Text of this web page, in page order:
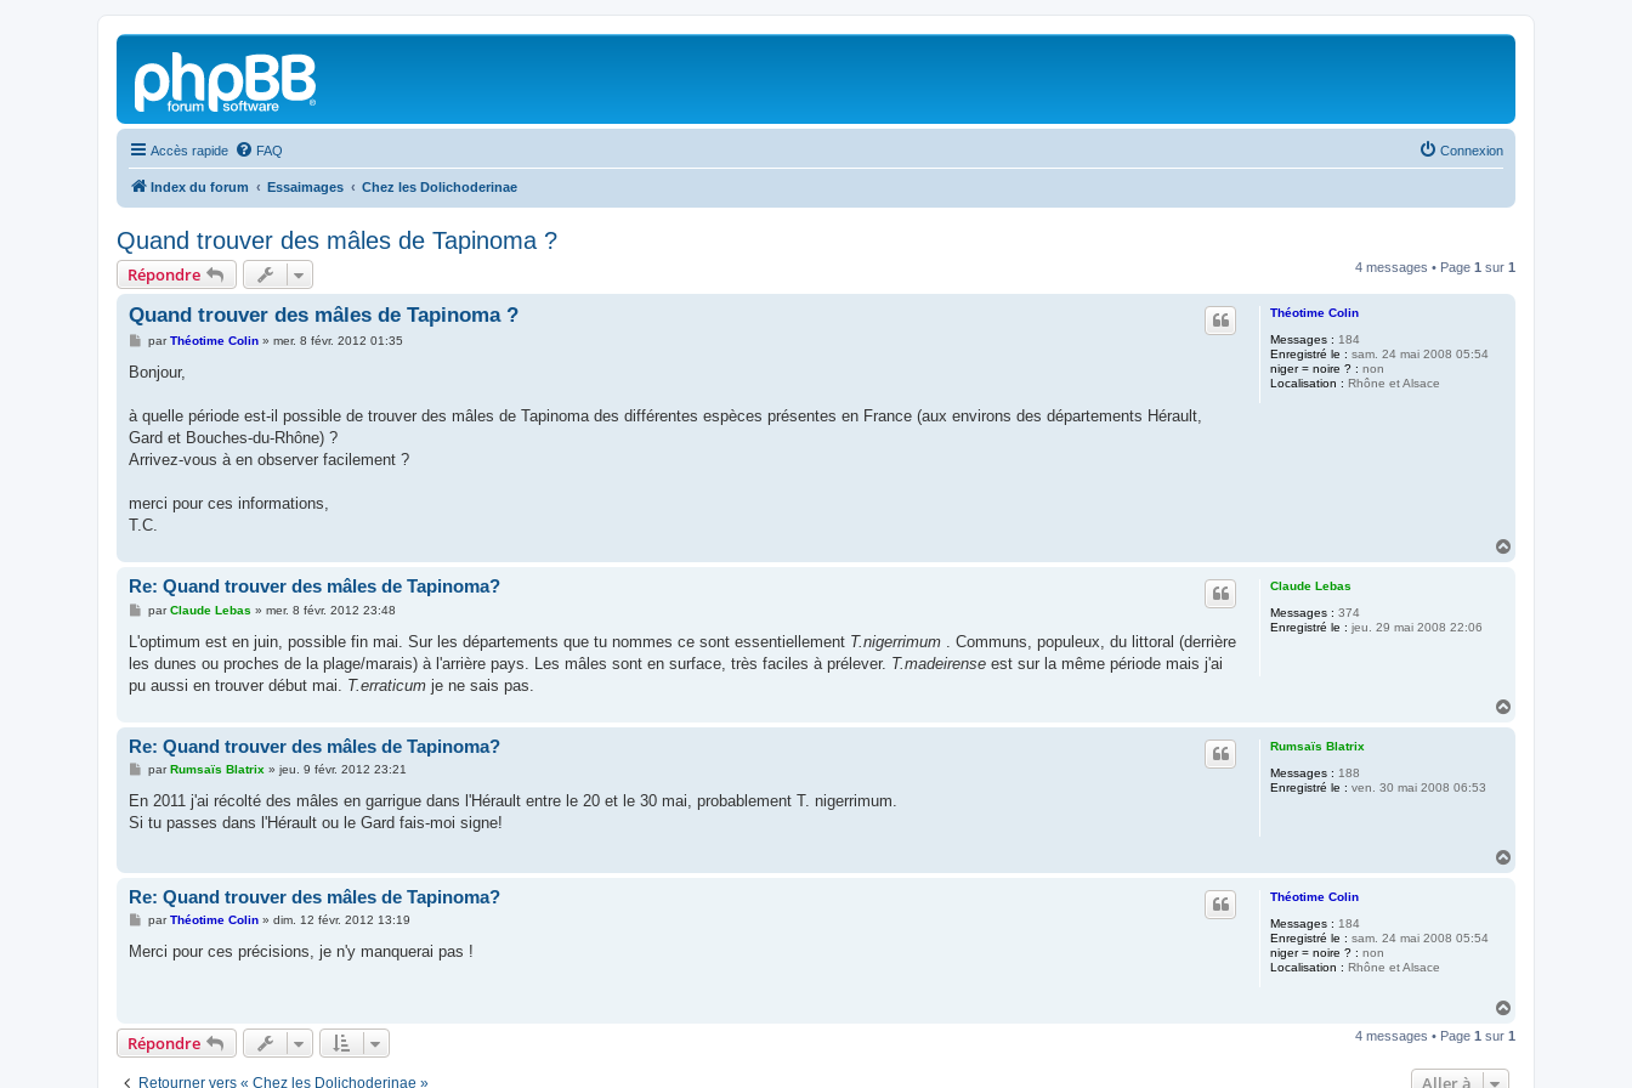
Accès rapide FAQ Connexion
Index du forum Essaimages Chez les Dolichoderinae
Quand trouver des mâles de Tapinoma ?
Répondre 4 messages • Page 1 sur 1
Théotime Colin
Messages : 184
Enregistré le : sam. 24 mai 2008 05:54
niger = noire ? : non
Localisation : Rhône et Alsace
Quand trouver des mâles de Tapinoma ?
M
s
g
e
parThéotime Colin» mer. 8 févr. 2012 01:35
Bonjour,
à quelle période est-il possible de trouver des mâles de Tapinoma des différentes espèces présentes en France (aux environs des départements Hérault,
Gard et Bouches-du-Rhône) ?
Arrivez-vous à en observer facilement ?
merci pour ces informations,
T.C.
Claude Lebas
Messages : 374
Enregistré le : jeu. 29 mai 2008 22:06
Re: Quand trouver des mâles de Tapinoma?
M
s
s
a
g
parClaude Lebas » mer. 8 févr. 2012 23:48
L'optimum est en juin, possible fin mai. Sur les départements que tu nommes ce sont essentiellement T.nigerrimum . Communs, populeux, du littoral (derrière
les dunes ou proches de la plage/marais) à l'arrière pays. Les mâles sont en surface, très faciles à prélever. T.madeirense est sur la même période mais j'ai
pu aussi en trouver début mai. T.erraticum je ne sais pas.
Rumsaïs Blatrix
Messages : 188
Enregistré le : ven. 30 mai 2008 06:53
Re: Quand trouver des mâles de Tapinoma?
M
s
a
parRumsaïs Blatrix » jeu. 9 févr. 2012 23:21
En 2011 j'ai récolté des mâles en garrigue dans l'Hérault entre le 20 et le 30 mai, probablement T. nigerrimum.
Si tu passes dans l'Hérault ou le Gard fais-moi signe!
Théotime Colin
Messages : 184
Enregistré le : sam. 24 mai 2008 05:54
niger = noire ? : non
Localisation : Rhône et Alsace
Re: Quand trouver des mâles de Tapinoma?
M
s
parThéotime Colin» dim. 12 févr. 2012 13:19
Merci pour ces précisions, je n'y manquerai pas !
u
Répondre 4 messages • Page 1 sur 1
Retourner vers « Chez les Dolichoderinae » Aller à